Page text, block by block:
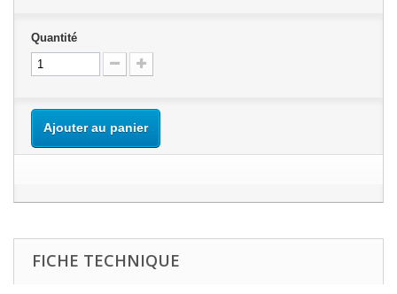
Quantité
Ajouter au panier
FICHE TECHNIQUE